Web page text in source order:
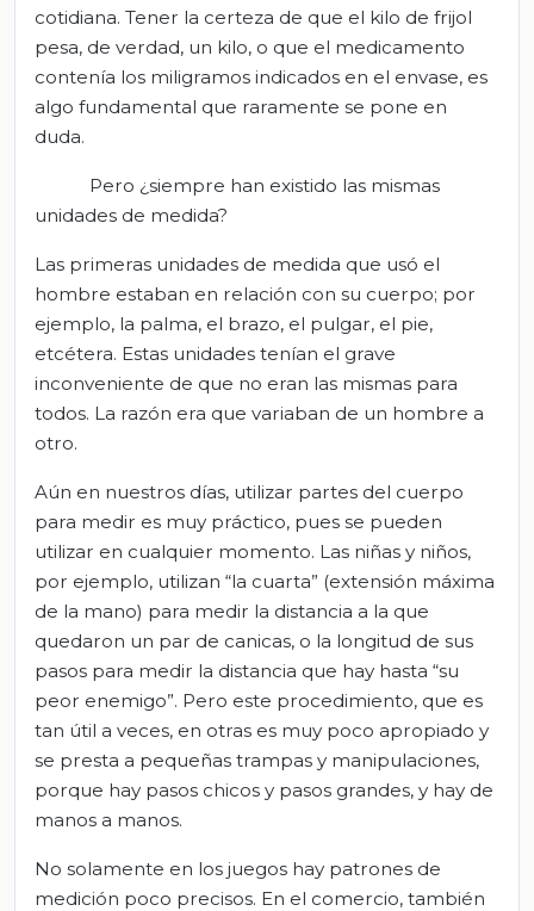
cotidiana. Tener la certeza de que el kilo de frijol
pesa, de verdad, un kilo, o que el medicamento
contenía los miligramos indicados en el envase, es
algo fundamental que raramente se pone en
duda.
Pero ¿siempre han existido las mismas
unidades de medida?
Las primeras unidades de medida que usó el
hombre estaban en relación con su cuerpo; por
ejemplo, la palma, el brazo, el pulgar, el pie,
etcétera. Estas unidades tenían el grave
inconveniente de que no eran las mismas para
todos. La razón era que variaban de un hombre a
otro.
Aún en nuestros días, utilizar partes del cuerpo
para medir es muy práctico, pues se pueden
utilizar en cualquier momento. Las niñas y niños,
por ejemplo, utilizan “la cuarta” (extensión máxima
de la mano) para medir la distancia a la que
quedaron un par de canicas, o la longitud de sus
pasos para medir la distancia que hay hasta “su
peor enemigo”. Pero este procedimiento, que es
tan útil a veces, en otras es muy poco apropiado y
se presta a pequeñas trampas y manipulaciones,
porque hay pasos chicos y pasos grandes, y hay de
manos a manos.
No solamente en los juegos hay patrones de
medición poco precisos. En el comercio, también